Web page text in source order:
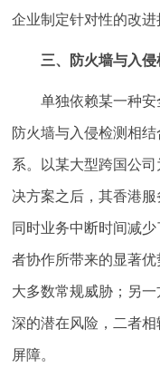
企业制定针对性的改进
三、防火墙与入
单独依赖某一种
防火墙与入侵检测相
系。以某大型跨国公
决方案之后，其香港服
同时业务中断时间减
者协作所带来的显著
大多数常规威胁；另
深的潜在风险，二者
屏障。